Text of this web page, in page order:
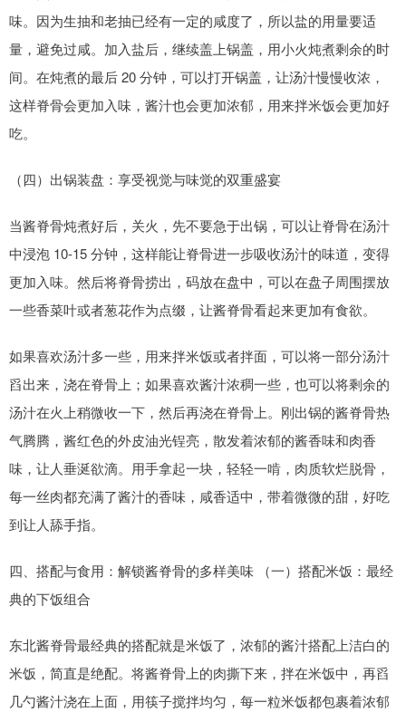
味。因为生抽和老抽已经有一定的咸度了，所以盐的用量要适
量，避免过咸。加入盐后，继续盖上锅盖，用小火炖煮剩余的时
间。在炖煮的最后 20 分钟，可以打开锅盖，让汤汁慢慢收浓，
这样脊骨会更加入味，酱汁也会更加浓郁，用来拌米饭会更加好
吃。
（四）出锅装盘：享受视觉与味觉的双重盛宴
当酱脊骨炖煮好后，关火，先不要急于出锅，可以让脊骨在汤汁
中浸泡 10-15 分钟，这样能让脊骨进一步吸收汤汁的味道，变得
更加入味。然后将脊骨捞出，码放在盘中，可以在盘子周围摆放
一些香菜叶或者葱花作为点缀，让酱脊骨看起来更加有食欲。
如果喜欢汤汁多一些，用来拌米饭或者拌面，可以将一部分汤汁
舀出来，浇在脊骨上；如果喜欢酱汁浓稠一些，也可以将剩余的
汤汁在火上稍微收一下，然后再浇在脊骨上。刚出锅的酱脊骨热
气腾腾，酱红色的外皮油光锃亮，散发着浓郁的酱香味和肉香
味，让人垂涎欲滴。用手拿起一块，轻轻一啃，肉质软烂脱骨，
每一丝肉都充满了酱汁的香味，咸香适中，带着微微的甜，好吃
到让人舔手指。
四、搭配与食用：解锁酱脊骨的多样美味 （一）搭配米饭：最经
典的下饭组合
东北酱脊骨最经典的搭配就是米饭了，浓郁的酱汁搭配上洁白的
米饭，简直是绝配。将酱脊骨上的肉撕下来，拌在米饭中，再舀
几勺酱汁浇在上面，用筷子搅拌均匀，每一粒米饭都包裹着浓郁